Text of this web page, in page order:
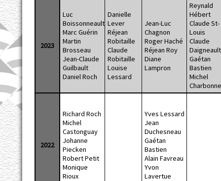
2023
Luc
Boissonneault
Marc Guérin
Martin
Brosseau
Jean-Claude
Guilbault
Daniel Roch
Danielle
Lever
Réjean
Robitaille
Claude
Robitaille
Louise
Lessard
Jean-Luc
Chagnon
Roger Haché
Réjean Roy
Diane
Lampron
Reynald
Hébert
Claude St-
Louis
Claude
Daigneault
Gaétan
Bastien
Michel
2022
Richard Roch
Michel
Castonguay
Johanne
Piecken
Robert Petit
Monique
Rioux
Yves Lessard
Jean
Duchesneau
Gaétan
Bastien
Alain Favreau
Yvon
Lavertue